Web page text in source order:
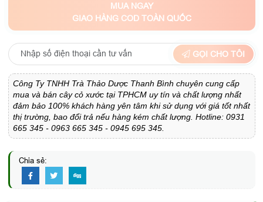
MUA NGAY
GIAO HÀNG COD TOÀN QUỐC
GỌI CHO TÔI
Công Ty TNHH Trà Thảo Dược Thanh Bình chuyên cung cấp
mua và bán cây cỏ xước tại TPHCM uy tín và chất lượng nhất
đảm bảo 100% khách hàng yên tâm khi sử dụng với giá tốt nhất
thị trường, bao đổi trả nếu hàng kém chất lượng. Hotline: 0931
665 345 - 0963 665 345 - 0945 695 345.
Chia sẻ: